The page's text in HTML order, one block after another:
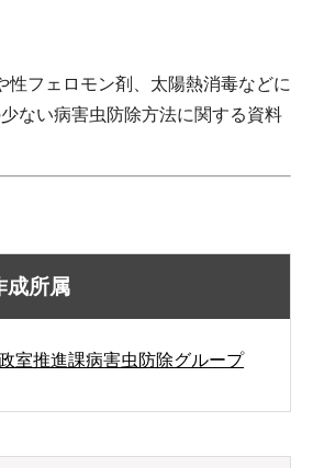
性フェロモン剤、太陽熱消毒などに
ない病害虫防除方法に関する資料
成所属
室推進課病害虫防除グループ